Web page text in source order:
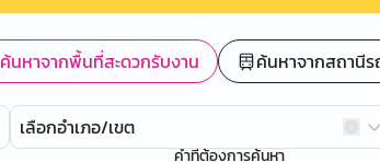
ค้นหาจากพื้นที่สะดวกรับงาน ค้นหาจากสถานี
เลือกอำเภอ/เขต
คำที่ต้องการค้นหา